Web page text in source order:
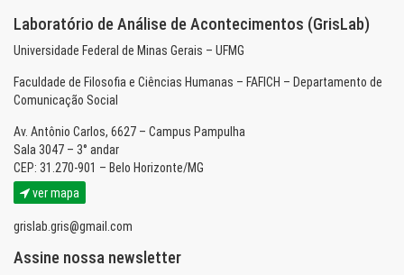
Laboratório de Análise de Acontecimentos (GrisLab)
Universidade Federal de Minas Gerais – UFMG
Faculdade de Filosofia e Ciências Humanas – FAFICH – Departamento de
Comunicação Social
Av. Antônio Carlos, 6627 – Campus Pampulha
Sala 3047 – 3° andar
CEP: 31.270-901 – Belo Horizonte/MG
ver mapa
grislab.gris@gmail.com
Assine nossa newsletter